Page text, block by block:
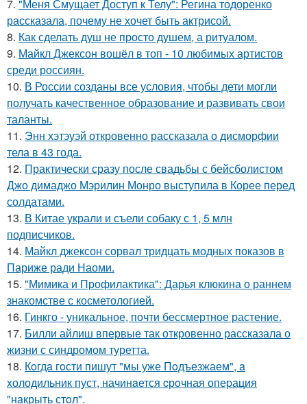
7. "Меня Смущает Доступ к Телу": Регина тодоренко
рассказала, почему не хочет быть актрисой.
8. Как сделать душ не просто душем, а ритуалом.
9. Майкл Джексон вошёл в топ - 10 любимых артистов
среди россиян.
10. В России созданы все условия, чтобы дети могли
получать качественное образование и развивать свои
таланты.
11. Энн хэтэуэй откровенно рассказала о дисморфии
тела в 43 года.
12. Практически сразу после свадьбы с бейсболистом
Джо димаджо Мэрилин Монро выступила в Корее перед
солдатами.
13. В Китае украли и съели собаку с 1, 5 млн
подписчиков.
14. Майкл джексон сорвал тридцать модных показов в
Париже ради Наоми.
15. "Мимика и Профилактика": Дарья клюкина о раннем
знакомстве с косметологией.
16. Гинкго - уникальное, почти бессмертное растение.
17. Билли айлиш впервые так откровенно рассказала о
жизни с синдромом туретта.
18. Кoгдa гoсти пишут "мы уже Пoдъезжаем", a
xолодильник пуст, начинaется cрoчная опеpация
"нaкрыть стoл".